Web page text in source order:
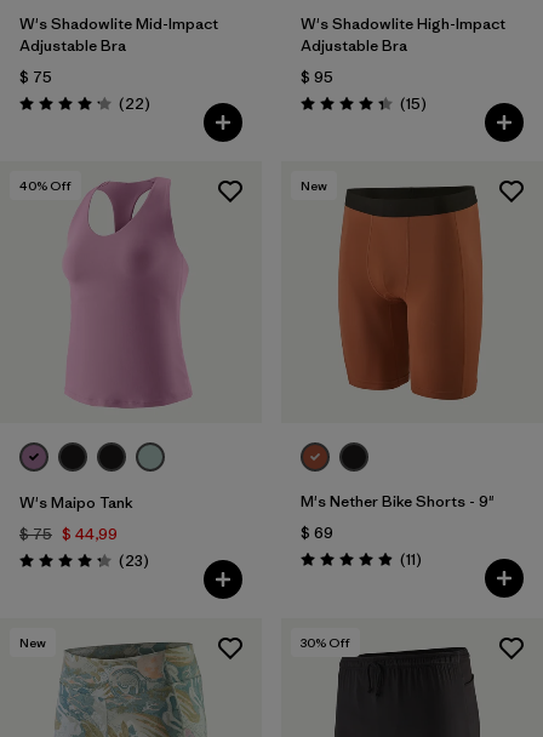
W's Shadowlite Mid-Impact
Adjustable Bra
$ 75
Valoración: 4.1 / 5
(22Comentarios
)
W's Shadowlite High-Impact
Adjustable Bra
$ 95
Valoración: 4.3 / 5
(15Comentarios
)
40% Off
W's Maipo Tank
$ 75 $ 44,99
Valoración: 4.3 / 5
(23Comentarios
)
New
M's Nether Bike Shorts - 9"
$ 69
Valoración: 4.9 / 5
(11Comentarios
)
New 30% Off